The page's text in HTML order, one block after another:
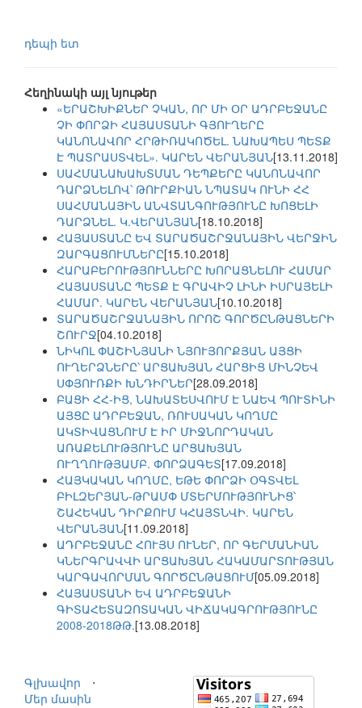
դեպի ետ
Հեղինակի այլ նյութեր
«ԵՐԱՇԽԻՔՆԵՐ ՉԿԱՆ, ՈՐ ՄԻ ՕՐ ԱԴՐԲԵՋԱՆԸ
ՉԻ ՓՈՐՁԻ ՀԱՅԱՍՏԱՆԻ ԳՅՈՒՂԵՐԸ
ԿԱՆՈՆԱՎՈՐ ՀՐԹԻՌԱԿՈԾԵԼ. ՆԱԽԱՊԵՍ ՊԵՏՔ
Է ՊԱՏՐԱՍՏՎԵԼ». ԿԱՐԵՆ ՎԵՐԱՆՅԱՆ[13.11.2018]
ՍԱՀՄԱՆԱԽԱԽՏՄԱՆ ԴԵՊՔԵՐԸ ԿԱՆՈՆԱՎՈՐ
ԴԱՐՁՆԵԼՈՎ՝ ԹՈՒՐՔԻԱՆ ՆՊԱՏԱԿ ՈՒՆԻ ՀՀ
ՍԱՀՄԱՆԱՅԻՆ ԱՆՎՏԱՆԳՈՒԹՅՈՒՆԸ ԽՈՑԵԼԻ
ԴԱՐՁՆԵԼ. Կ.ՎԵՐԱՆՅԱՆ[18.10.2018]
ՀԱՅԱՍՏԱՆԸ ԵՎ ՏԱՐԱԾԱՇՐՋԱՆԱՅԻՆ ՎԵՐՋԻՆ
ԶԱՐԳԱՑՈՒՄՆԵՐԸ[15.10.2018]
ՀԱՐԱԲԵՐՈՒԹՅՈՒՆՆԵՐԸ ԽՈՐԱՑՆԵԼՈՒ ՀԱՄԱՐ
ՀԱՅԱՍՏԱՆԸ ՊԵՏՔ Է ԳՐԱՎԻՉ ԼԻՆԻ ԻՍՐԱՅԵԼԻ
ՀԱՄԱՐ. ԿԱՐԵՆ ՎԵՐԱՆՅԱՆ[10.10.2018]
ՏԱՐԱԾԱՇՐՋԱՆԱՅԻՆ ՈՐՈՇ ԳՈՐԾԸՆԹԱՑՆԵՐԻ
ՇՈՒՐՋ[04.10.2018]
ՆԻԿՈԼ ՓԱՇԻՆՅԱՆԻ ՆՅՈՒՅՈՐՔՅԱՆ ԱՅՑԻ
ՈՒՂԵՐՁՆԵՐԸ՝ ԱՐՑԱԽՅԱՆ ՀԱՐՑԻՑ ՄԻՆՉԵՎ
ՍՓՅՈՒՌՔԻ ԽՆԴԻՐՆԵՐ[28.09.2018]
ԲԱՑԻ ՀՀ-ԻՑ, ՆԱԽԱՏԵՍՎՈՒՄ Է ՆԱԵՎ ՊՈՒՏԻՆԻ
ԱՅՑԸ ԱԴՐԲԵՋԱՆ, ՌՈՒՍԱԿԱՆ ԿՈՂՄԸ
ԱԿՏԻՎԱՑՆՈՒՄ Է ԻՐ ՄԻՋՆՈՐԴԱԿԱՆ
ԱՌԱՔԵԼՈՒԹՅՈՒՆԸ ԱՐՑԱԽՅԱՆ
ՈՒՂՂՈՒԹՅԱՄԲ. ՓՈՐՁԱԳԵՏ[17.09.2018]
ՀԱՅԿԱԿԱՆ ԿՈՂՄԸ, ԵԹԵ ՓՈՐՁԻ ՕԳՏՎԵԼ
ԲԻԼԶԵՐՅԱՆ-ԹՐԱՄՓ ՄՏԵՐՄՈՒԹՅՈՒՆԻՑ՝
ՇԱՀԵԿԱՆ ԴԻՐՔՈՒՄ ԿՀԱՅՏՆՎԻ. ԿԱՐԵՆ
ՎԵՐԱՆՅԱՆ[11.09.2018]
ԱԴՐԲԵՋԱՆԸ ՀՈՒՅՍ ՈՒՆԵՐ, ՈՐ ԳԵՐՄԱՆԻԱՆ
ԿՆԵՐԳՐԱՎՎԻ ԱՐՑԱԽՅԱՆ ՀԱԿԱՄԱՐՏՈՒԹՅԱՆ
ԿԱՐԳԱՎՈՐՄԱՆ ԳՈՐԾԸՆԹԱՑՈՒՄ[05.09.2018]
ՀԱՅԱՍՏԱՆԻ ԵՎ ԱԴՐԲԵՋԱՆԻ
ԳԻՏԱՀԵՏԱԶՈՏԱԿԱՆ ՎԻՃԱԿԱԳՐՈՒԹՅՈՒՆԸ
2008-2018ԹԹ.[13.08.2018]
Գլխավոր
⋅
Մեր մասին